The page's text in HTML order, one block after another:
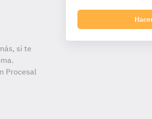
si te
Procesal